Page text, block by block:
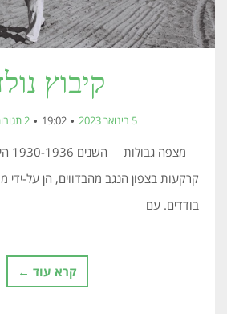
קיבוץ
5 בינואר 2023 19:02 2 תגובות
קרקעות בצפון הנגב מהבדווים, הן על-ידי
בודדים. עם
קרא עוד ←